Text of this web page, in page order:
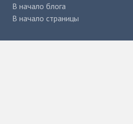
В начало блога
В начало страницы